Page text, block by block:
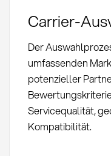
Carrier-
Der
umfassenden
potenzieller
Servicequalität,
Kompatibilität.